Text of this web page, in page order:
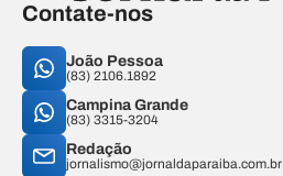
Contate-nos
João Pessoa
(83) 2106.1892
Campina Grande
(83) 3315-3204
Redação
jornalismo@jornaldaparaiba.com.br